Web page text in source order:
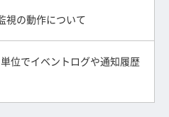
視の動作について
位でイベントログや通知履歴